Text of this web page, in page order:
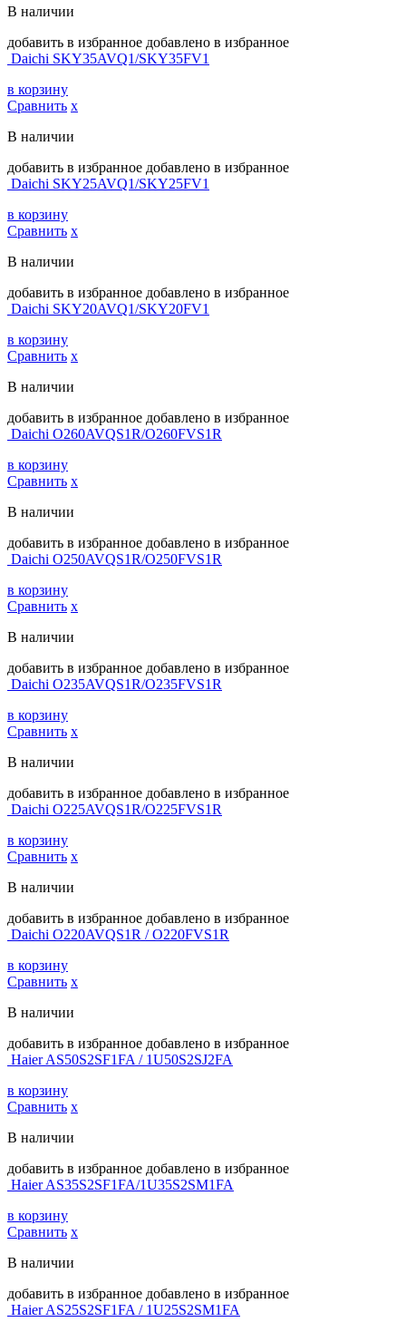
В наличии
добавить в избранное добавлено в избранное
Daichi SKY35AVQ1/SKY35FV1
в корзину
Сравнить х
В наличии
добавить в избранное добавлено в избранное
Daichi SKY25AVQ1/SKY25FV1
в корзину
Сравнить х
В наличии
добавить в избранное добавлено в избранное
Daichi SKY20AVQ1/SKY20FV1
в корзину
Сравнить х
В наличии
добавить в избранное добавлено в избранное
Daichi O260AVQS1R/O260FVS1R
в корзину
Сравнить х
В наличии
добавить в избранное добавлено в избранное
Daichi O250AVQS1R/O250FVS1R
в корзину
Сравнить х
В наличии
добавить в избранное добавлено в избранное
Daichi O235AVQS1R/O235FVS1R
в корзину
Сравнить х
В наличии
добавить в избранное добавлено в избранное
Daichi O225AVQS1R/O225FVS1R
в корзину
Сравнить х
В наличии
добавить в избранное добавлено в избранное
Daichi O220AVQS1R / O220FVS1R
в корзину
Сравнить х
В наличии
добавить в избранное добавлено в избранное
Haier AS50S2SF1FA / 1U50S2SJ2FA
в корзину
Сравнить х
В наличии
добавить в избранное добавлено в избранное
Haier AS35S2SF1FA/1U35S2SM1FA
в корзину
Сравнить х
В наличии
добавить в избранное добавлено в избранное
Haier AS25S2SF1FA / 1U25S2SM1FA